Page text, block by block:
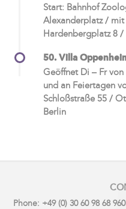
Start: Bahnhof
Alexanderplatz /
Hardenbergplatz 8 /
50. Villa
Geöffnet Di – Fr
und an Feiertagen
Schloßstraße 55 /
Berlin
Phone: +49 (0) 30 60 98 68 960